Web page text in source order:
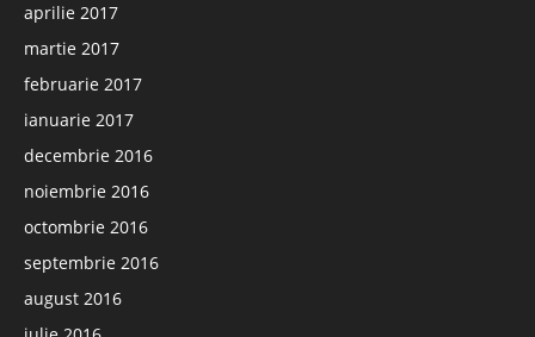
aprilie 2017
martie 2017
februarie 2017
ianuarie 2017
decembrie 2016
noiembrie 2016
octombrie 2016
septembrie 2016
august 2016